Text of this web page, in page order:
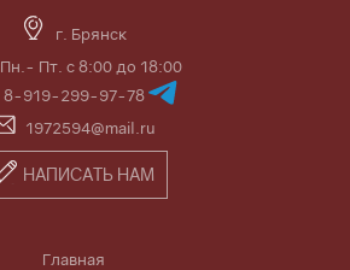
г. Брянск
Пн.- Пт. с 8:00 до 18:00
8-919-299-97-78
1972594@mail.ru
НАПИСАТЬ НАМ
Главная